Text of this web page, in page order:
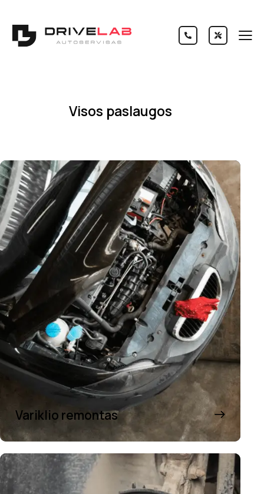
Visos paslaugos
Variklio remontas